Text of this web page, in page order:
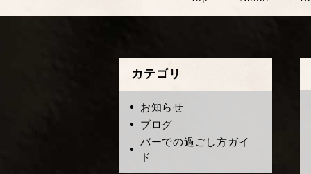
カテゴリ
お知らせ
ブログ
バーでの過ごし方ガイ
ド